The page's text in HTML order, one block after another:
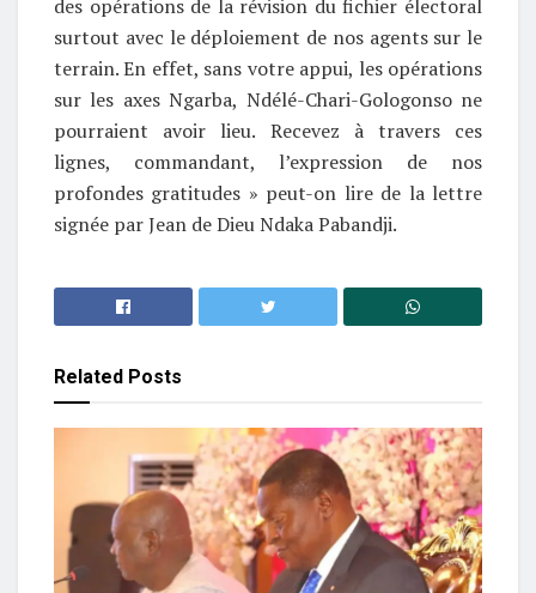
des opérations de la révision du fichier électoral
surtout avec le déploiement de nos agents sur le
terrain. En effet, sans votre appui, les opérations
sur les axes Ngarba, Ndélé-Chari-Gologonso ne
pourraient avoir lieu. Recevez à travers ces
lignes, commandant, l’expression de nos
profondes gratitudes » peut-on lire de la lettre
signée par Jean de Dieu Ndaka Pabandji.
Related Posts